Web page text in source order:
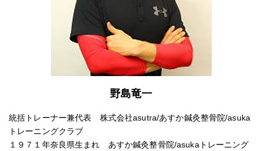
野島竜一
統括トレーナー兼代表 株式会社asutra/あすか鍼灸整骨院/asuka
トレーニングクラブ
１９７１年奈良県生まれ あすか鍼灸整骨院/asukaトレーニング